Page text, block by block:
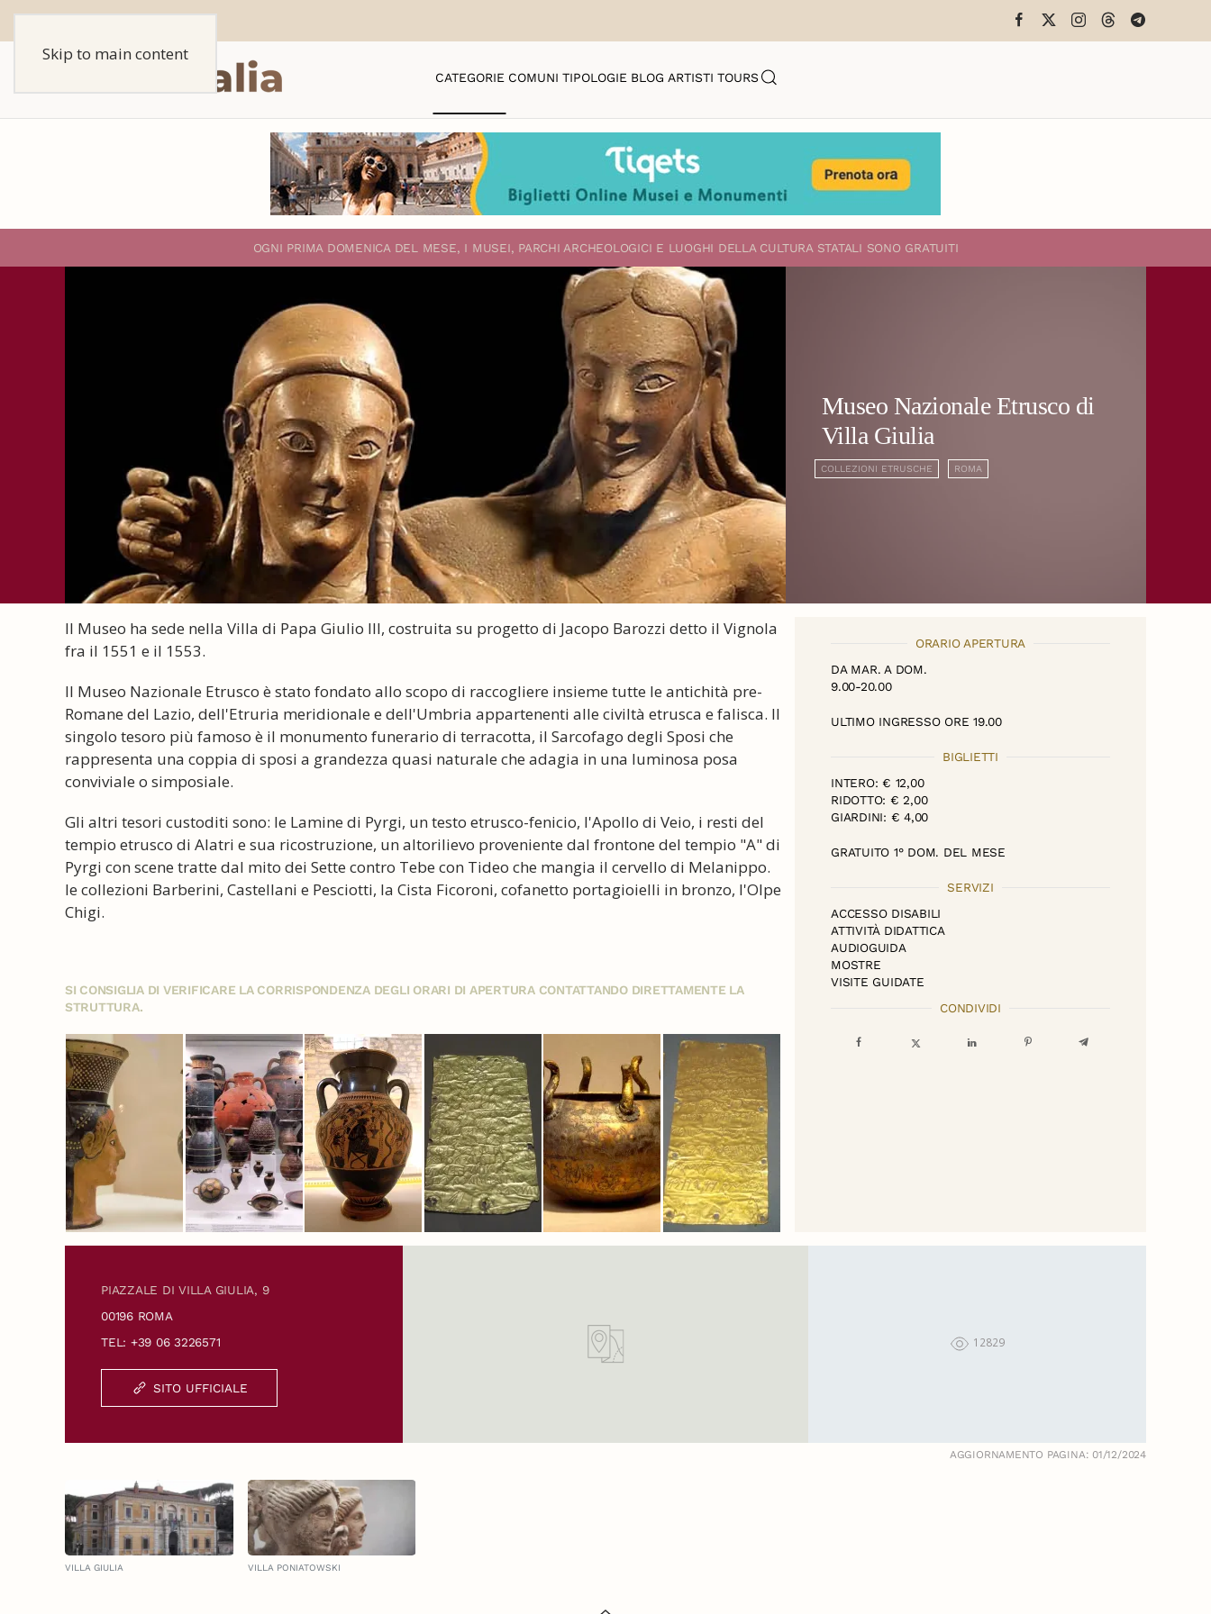
Skip to main content
CATEGORIE COMUNI TIPOLOGIE BLOG ARTISTI TOURS
OGNI PRIMA DOMENICA DEL MESE, I MUSEI, PARCHI ARCHEOLOGICI E LUOGHI DELLA CULTURA STATALI SONO GRATUITI
Museo Nazionale Etrusco di
Villa Giulia
COLLEZIONI ETRUSCHE ROMA
Il Museo ha sede nella Villa di Papa Giulio III, costruita su progetto di Jacopo Barozzi detto il Vignola
fra il 1551 e il 1553.
Il Museo Nazionale Etrusco è stato fondato allo scopo di raccogliere insieme tutte le antichità pre-
Romane del Lazio, dell'Etruria meridionale e dell'Umbria appartenenti alle civiltà etrusca e falisca. Il
singolo tesoro più famoso è il monumento funerario di terracotta, il Sarcofago degli Sposi che
rappresenta una coppia di sposi a grandezza quasi naturale che adagia in una luminosa posa
conviviale o simposiale.
Gli altri tesori custoditi sono: le Lamine di Pyrgi, un testo etrusco-fenicio, l'Apollo di Veio, i resti del
tempio etrusco di Alatri e sua ricostruzione, un altorilievo proveniente dal frontone del tempio "A" di
Pyrgi con scene tratte dal mito dei Sette contro Tebe con Tideo che mangia il cervello di Melanippo.
le collezioni Barberini, Castellani e Pesciotti, la Cista Ficoroni, cofanetto portagioielli in bronzo, l'Olpe
Chigi.
SI CONSIGLIA DI VERIFICARE LA CORRISPONDENZA DEGLI ORARI DI APERTURA CONTATTANDO DIRETTAMENTE LA
STRUTTURA.
ORARIO APERTURA
DA MAR. A DOM.
9.00-20.00
ULTIMO INGRESSO ORE 19.00
BIGLIETTI
INTERO: € 12,00
RIDOTTO: € 2,00
GIARDINI: € 4,00
GRATUITO 1° DOM. DEL MESE
SERVIZI
ACCESSO DISABILI
ATTIVITÀ DIDATTICA
AUDIOGUIDA
MOSTRE
VISITE GUIDATE
CONDIVIDI
PIAZZALE DI VILLA GIULIA, 9
00196 ROMA
TEL: +39 06 3226571
SITO UFFICIALE
12829
AGGIORNAMENTO PAGINA: 01/12/2024
VILLA GIULIA VILLA PONIATOWSKI